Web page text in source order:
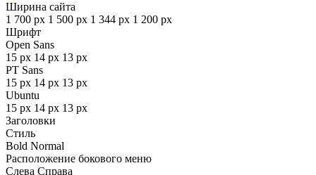
Ширина сайта
1 700 px 1 500 px 1 344 px 1 200 px
Шрифт
Open Sans
15 px 14 px 13 px
PT Sans
15 px 14 px 13 px
Ubuntu
15 px 14 px 13 px
Заголовки
Стиль
Bold Normal
Расположение бокового меню
Слева Справа